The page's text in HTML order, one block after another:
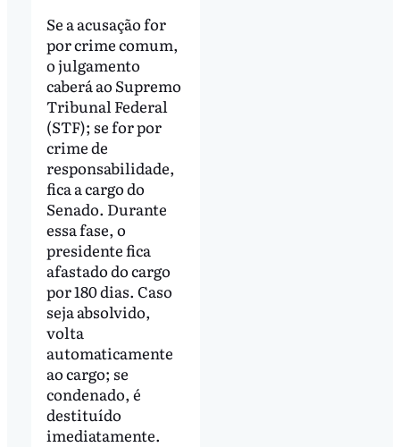
Se a acusação for
por crime comum,
o julgamento
caberá ao Supremo
Tribunal Federal
(STF); se for por
crime de
responsabilidade,
fica a cargo do
Senado. Durante
essa fase, o
presidente fica
afastado do cargo
por 180 dias. Caso
seja absolvido,
volta
automaticamente
ao cargo; se
condenado, é
destituído
imediatamente.